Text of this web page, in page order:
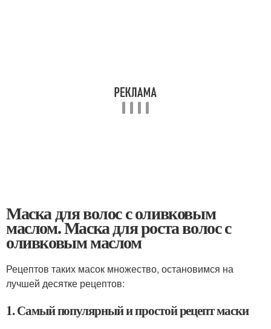
Маска для волос с оливковым
маслом. Маска для роста волос с
оливковым маслом
Рецептов таких масок множество, остановимся на
лучшей десятке рецептов:
1. Самый популярный и простой рецепт маски